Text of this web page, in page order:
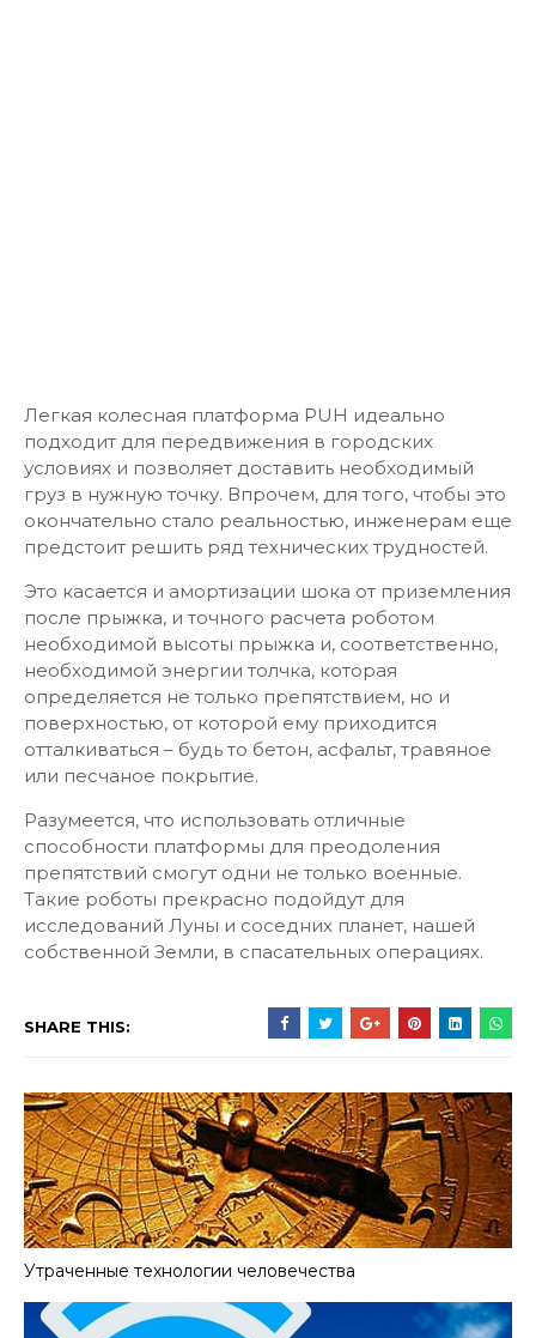
Легкая колесная платформа PUH идеально
подходит для передвижения в городских
условиях и позволяет доставить необходимый
груз в нужную точку. Впрочем, для того, чтобы это
окончательно стало реальностью, инженерам еще
предстоит решить ряд технических трудностей.
Это касается и амортизации шока от приземления
после прыжка, и точного расчета роботом
необходимой высоты прыжка и, соответственно,
необходимой энергии толчка, которая
определяется не только препятствием, но и
поверхностью, от которой ему приходится
отталкиваться – будь то бетон, асфальт, травяное
или песчаное покрытие.
Разумеется, что использовать отличные
способности платформы для преодоления
препятствий смогут одни не только военные.
Такие роботы прекрасно подойдут для
исследований Луны и соседних планет, нашей
собственной Земли, в спасательных операциях.
SHARE THIS:
Утраченные технологии человечества